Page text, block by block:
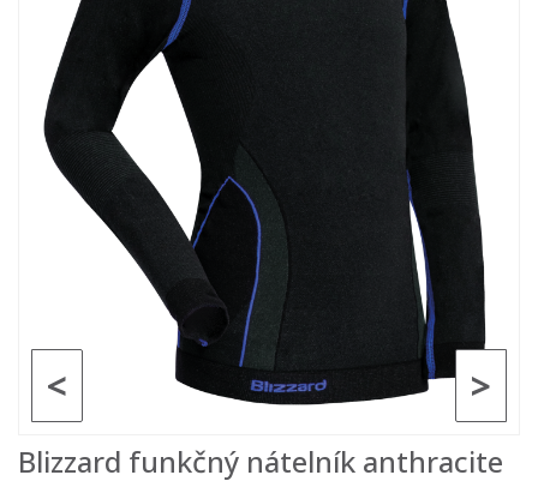
>
<
Blizzard funkčný nátelník anthracite